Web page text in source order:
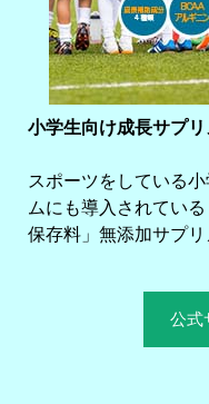
小学生向け成長サプリ
スポーツをしている
ムにも導入されてい
保存料」無添加サプリ
公式